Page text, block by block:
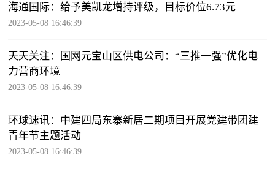
海通国际：给予美凯龙增持评级，目标价位6.73元
2023-05-08 16:46:39
天天关注：国网元宝山区供电公司：“三推一强”优化电
力营商环境
2023-05-08 16:46:39
环球速讯：中建四局东寨新居二期项目开展党建带团建
青年节主题活动
2023-05-08 16:46:39